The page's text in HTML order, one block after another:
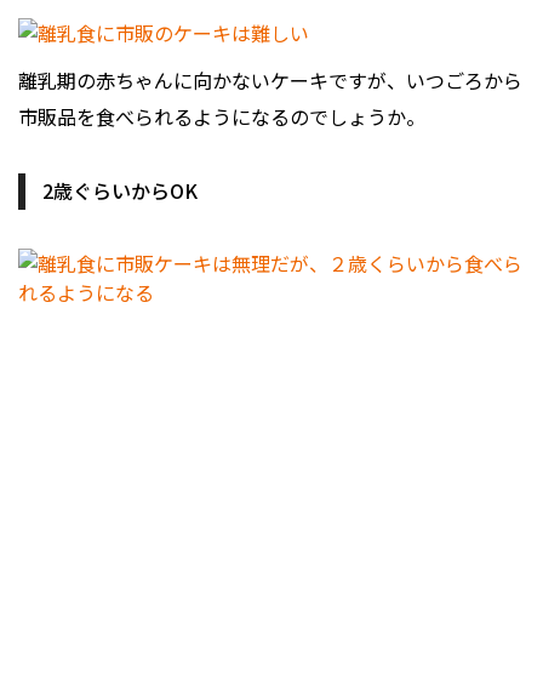
離乳期の赤ちゃんに向かないケーキですが、いつごろから
市販品を食べられるようになるのでしょうか。
2歳ぐらいからOK